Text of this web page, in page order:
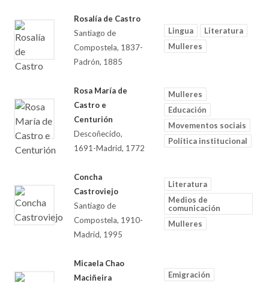
Rosalía de Castro
Santiago de
Compostela, 1837-
Padrón, 1885
Lingua
Literatura
Mulleres
Rosa María de
Castro e
Centurión
Descoñecido,
1691-Madrid, 1772
Mulleres
Educación
Movementos sociais
Política institucional
Concha
Castroviejo
Santiago de
Compostela, 1910-
Madrid, 1995
Literatura
Medios de
comunicación
Mulleres
Micaela Chao
Maciñeira
Emigración